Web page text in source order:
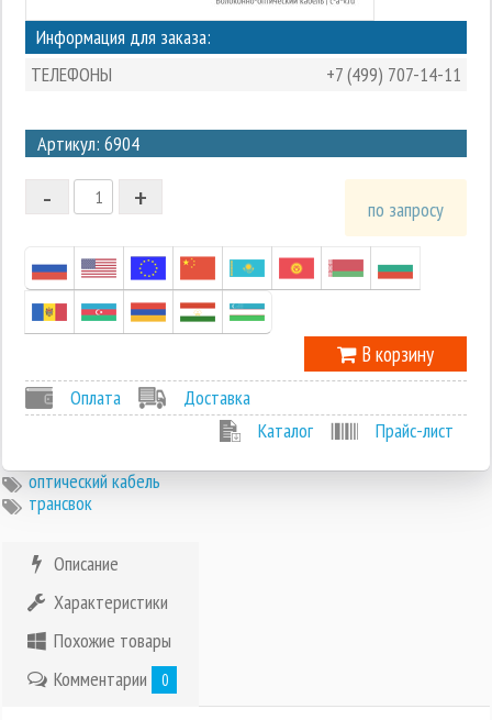
Информация для заказа:
ТЕЛЕФОНЫ
+7 (499) 707-14-11
Артикул: 6904
2
1
-1
+
- по запросу
В корзину
Оплата
Доставка
Каталог
Прайс-лист
оптический кабель
трансвок
Описание
Характеристики
Похожие товары
Комментарии
0